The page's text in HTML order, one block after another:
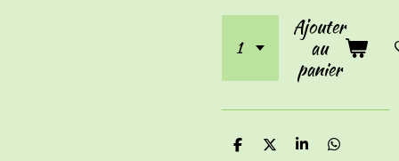
Ajouter
au
panier
P
P
P
P